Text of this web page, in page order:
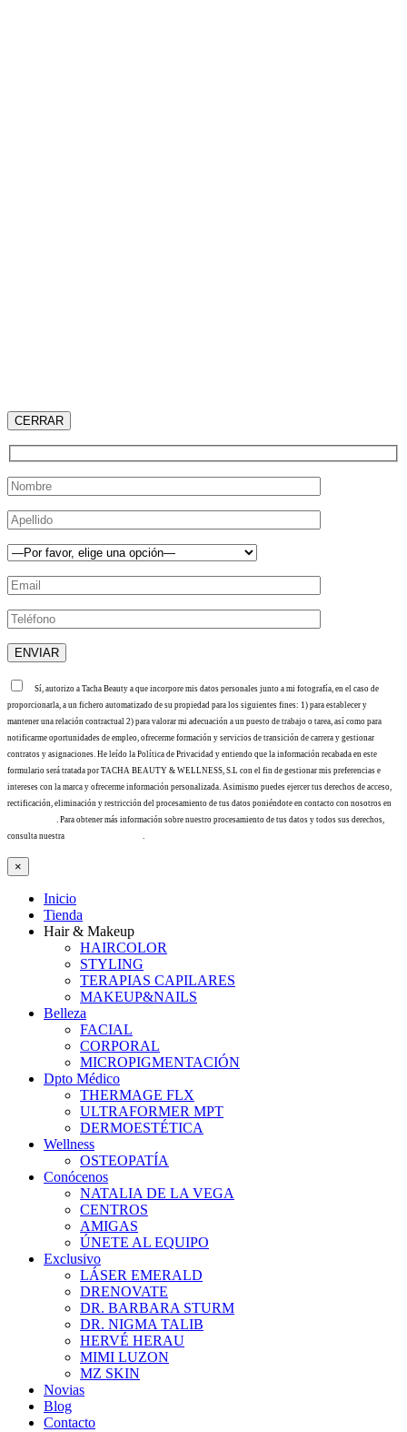
CERRAR
Sí, autorizo a Tacha Beauty a que incorpore mis datos personales junto a mi fotografía, en el caso de
proporcionarla, a un fichero automatizado de su propiedad para los siguientes fines: 1) para establecer y
mantener una relación contractual 2) para valorar mi adecuación a un puesto de trabajo o tarea, así como para
notificarme oportunidades de empleo, ofrecerme formación y servicios de transición de carrera y gestionar
contratos y asignaciones. He leído la Política de Privacidad y entiendo que la información recabada en este
formulario será tratada por TACHA BEAUTY & WELLNESS, S.L con el fin de gestionar mis preferencias e
intereses con la marca y ofrecerme información personalizada. Asimismo puedes ejercer tus derechos de acceso,
rectificación, eliminación y restricción del procesamiento de tus datos poniéndote en contacto con nosotros en
. Para obtener más información sobre nuestro procesamiento de tus datos y todos sus derechos,
consulta nuestra
.
×
Inicio
Tienda
Hair & Makeup
HAIRCOLOR
STYLING
TERAPIAS CAPILARES
MAKEUP&NAILS
Belleza
FACIAL
CORPORAL
MICROPIGMENTACIÓN
Dpto Médico
THERMAGE FLX
ULTRAFORMER MPT
DERMOESTÉTICA
Wellness
OSTEOPATÍA
Conócenos
NATALIA DE LA VEGA
CENTROS
AMIGAS
ÚNETE AL EQUIPO
Exclusivo
LÁSER EMERALD
DRENOVATE
DR. BARBARA STURM
DR. NIGMA TALIB
HERVÉ HERAU
MIMI LUZON
MZ SKIN
Novias
Blog
Contacto